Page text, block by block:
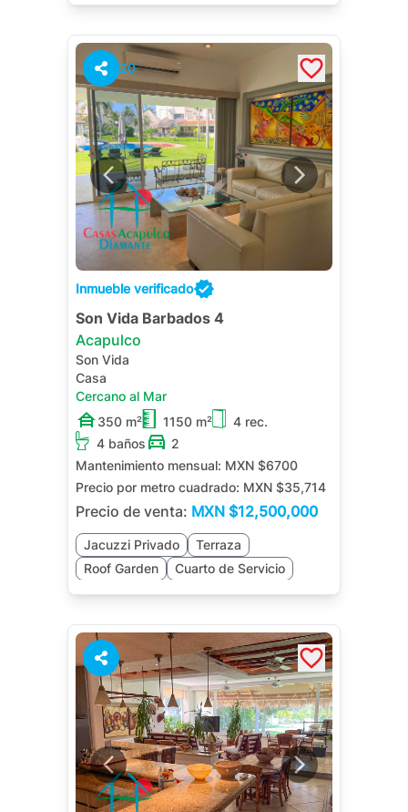
20
Inmueble verificado
Son Vida Barbados 4
Acapulco
Son Vida
Casa
Cercano al Mar
350 m²
1150 m²
4 rec.
4 baños
2
Mantenimiento mensual: MXN $6700
Precio por metro cuadrado: MXN $35,714
Precio de venta: MXN $12,500,000
Jacuzzi Privado
Terraza
Roof Garden
Cuarto de Servicio
Jardín